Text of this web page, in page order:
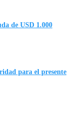
de USD 1.000
para el presente